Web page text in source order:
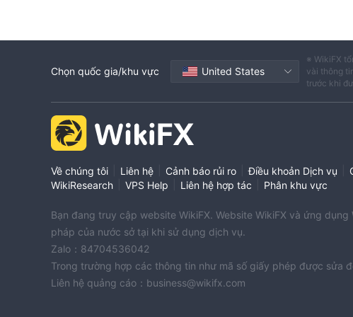
Chọn quốc gia/khu vực United States
※ WikiFX
vài thông
trước khi
Về chúng tôi Liên hệ Cảnh báo rủi ro Điều khoản Dịch vụ
WikiResearch
VPS Help Liên hệ hợp tác Phân khu vực
Bạn đang truy cập website WikiFX. Website WikiFX và ứng
pháp của nước sở tại khi sử dụng dịch vụ.
Zalo：84704536042
Trong trường hợp các thông tin như mã số giấy phép được sửa
Liên hệ quảng cáo：business@wikifx.com